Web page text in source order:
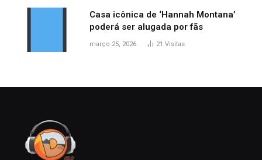
Casa icônica de ‘Hannah Montana’
poderá ser alugada por fãs
março 25, 2026 21 Visitas